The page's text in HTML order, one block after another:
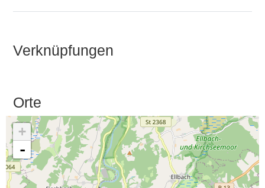
Verknüpfungen
Orte
+
-